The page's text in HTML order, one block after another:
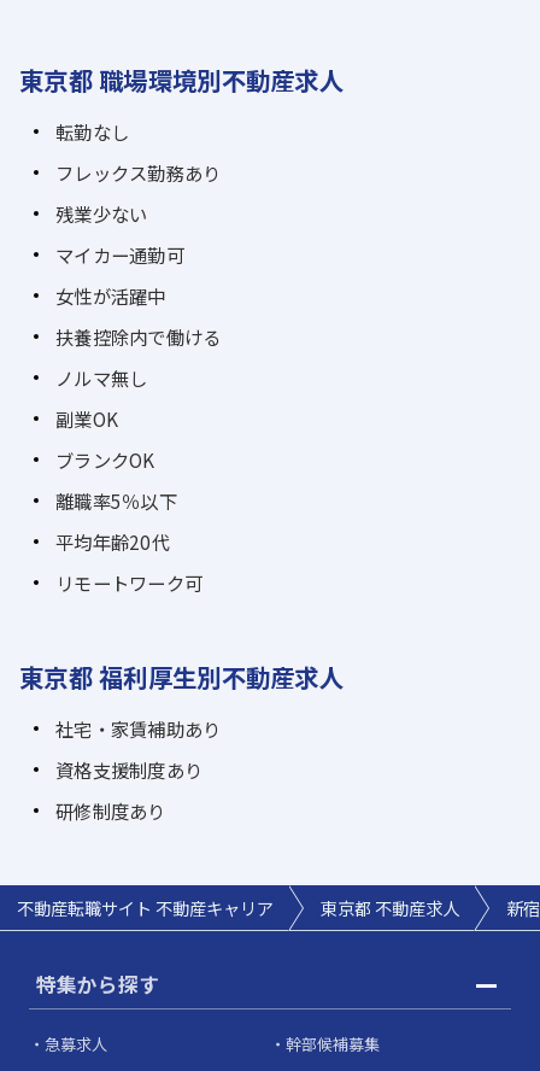
東京都 職場環境別不動産求人
転勤なし
フレックス勤務あり
残業少ない
マイカー通勤可
女性が活躍中
扶養控除内で働ける
ノルマ無し
副業OK
ブランクOK
離職率5％以下
平均年齢20代
リモートワーク可
東京都 福利厚生別不動産求人
社宅・家賃補助あり
資格支援制度あり
研修制度あり
不動産転職サイト 不動産キャリア 東京都 不動産求人 新
特集から探す
急募求人
幹部候補募集